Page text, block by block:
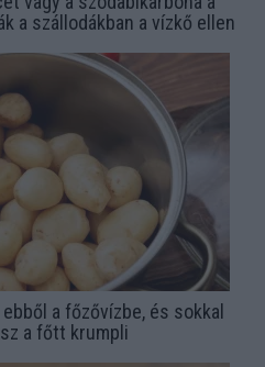
a szállodákban a vízkő ellen
a főzővízbe, és sokkal
a főtt krumpli